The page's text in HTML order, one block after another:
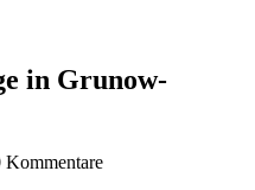
in Grunow-
Kommentare